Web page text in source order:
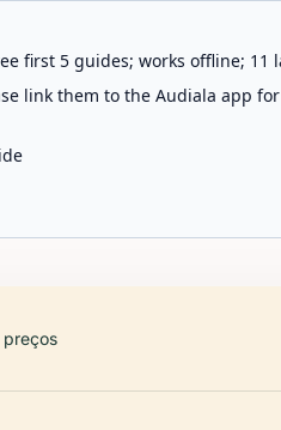
first 5 guides; works offline; 11
link them to the Audiala app
preços